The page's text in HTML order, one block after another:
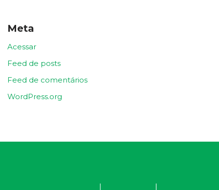
Meta
Acessar
Feed de posts
Feed de comentários
WordPress.org